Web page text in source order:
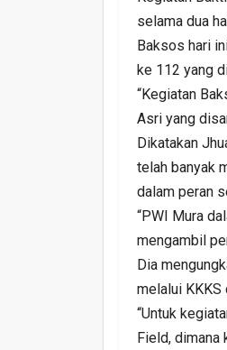
selama dua
Baksos hari
ke 112 yang
“Kegiatan
Asri yang
Dikatakan
telah banyak
dalam peran
“PWI Mura
mengambil
Dia
melalui KKKS
“Untuk
Field, dimana